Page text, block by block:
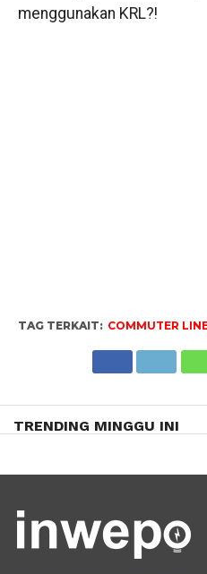
menggunakan KRL?!
TAG TERKAIT: COMMUTER
TRENDING MINGGU INI